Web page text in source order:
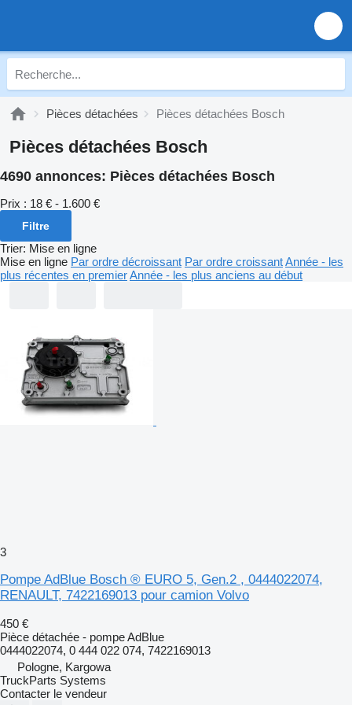
Pièces détachées Pièces détachées Bosch
Pièces détachées Bosch
4690 annonces: Pièces détachées Bosch
Prix : 18 € - 1.600 €
Filtre
Trier: Mise en ligne
Mise en ligne Par ordre décroissant Par ordre croissantAnnée - les
plus récentes en premierAnnée - les plus anciens au début
3
Pompe AdBlue Bosch ® EURO 5, Gen.2 , 0444022074,
RENAULT, 7422169013 pour camion Volvo
450 €
Pièce détachée - pompe AdBlue
0444022074, 0 444 022 074, 7422169013
Pologne, Kargowa
TruckParts Systems
Contacter le vendeur